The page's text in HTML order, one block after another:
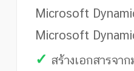
Microsoft
Microsoft
✓ สร้างเอกสารจา